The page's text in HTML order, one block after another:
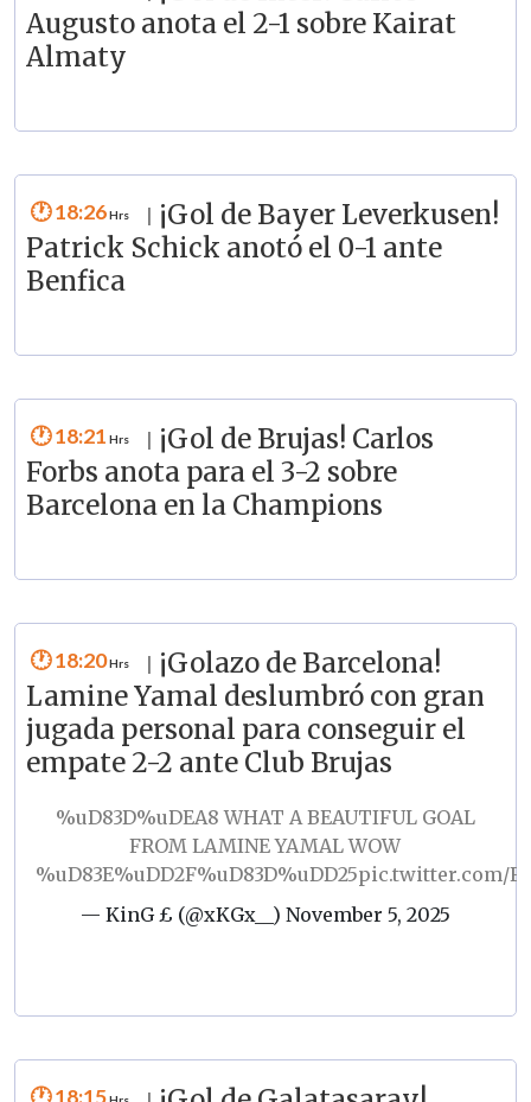
Augusto anota el 2-1 sobre Kairat
Almaty
18:26
¡Gol de Bayer Leverkusen!
Patrick Schick anotó el 0-1 ante
Benfica
18:21
¡Gol de Brujas! Carlos
Forbs anota para el 3-2 sobre
Barcelona en la Champions
18:20
¡Golazo de Barcelona!
Lamine Yamal deslumbró con gran
jugada personal para conseguir el
empate 2-2 ante Club Brujas
%uD83D%uDEA8 WHAT A BEAUTIFUL GOAL
FROM LAMINE YAMAL WOW
%uD83E%uDD2F%uD83D%uDD25pic.twitter.com/
— KinG £ (@xKGx__) November 5, 2025
18:15